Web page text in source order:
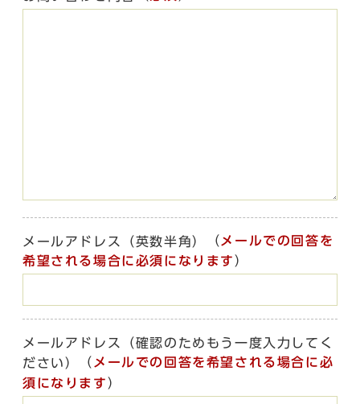
メールアドレス（英数半角） （ メールでの回答を
希望される場合に必須になります ）
メールアドレス（確認のためもう一度入力してく
ださい）
（ メールでの回答を希望される場合に必
須になります ）